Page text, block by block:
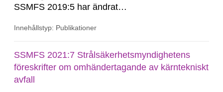
SSMFS 2019:5 har ändrat
2018:4.
Innehållstyp: Publikationer
SSMFS 2021:7 Strålsäkerhetsmyndighetens
föreskrifter om omhändertagande av kärntekniskt
avfall